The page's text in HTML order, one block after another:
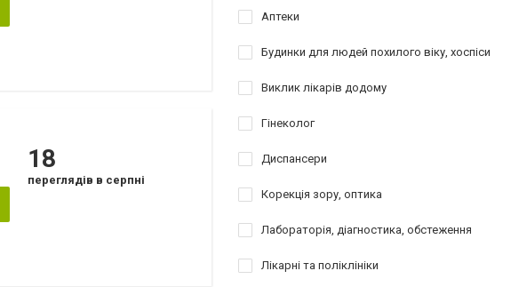
Лікування пульпіту
Шинування зубів
18
переглядів в серпні
Аптеки
Будинки для людей похилого віку, хоспіси
Виклик лікарів додому
Гінеколог
Диспансери
Корекція зору, оптика
Лабораторія, діагностика, обстеження
Лікарні та поліклініки